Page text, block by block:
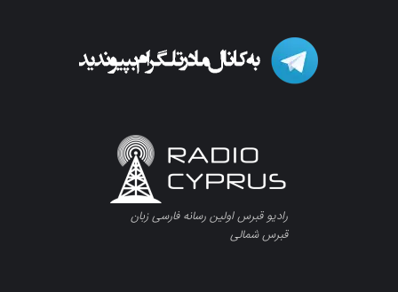
رادیو قبرس اولین رسانه فارسی زبان
قبرس شمالی